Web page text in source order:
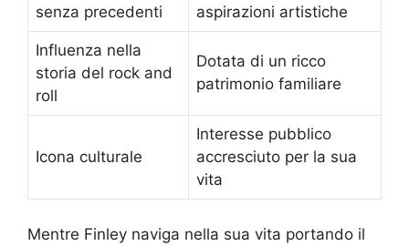
senza precedenti
aspirazioni artistiche
Influenza nella
storia del rock and
roll
Dotata di un ricco
patrimonio familiare
Icona culturale
Interesse pubblico
accresciuto per la sua
vita
Mentre Finley naviga nella sua vita portando il